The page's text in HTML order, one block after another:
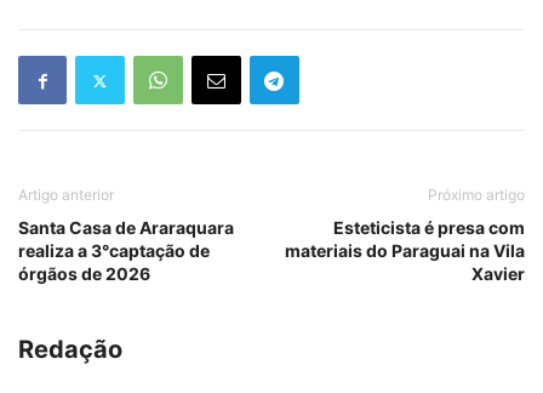
Artigo anterior
Santa Casa de Araraquara
realiza a 3°captação de
órgãos de 2026
Próximo artigo
Esteticista é presa com
materiais do Paraguai na Vila
Xavier
Redação